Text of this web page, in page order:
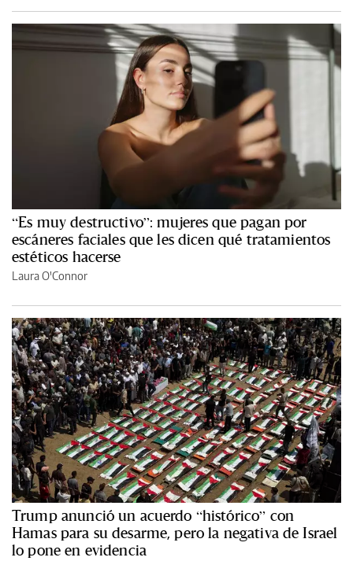
“Es muy destructivo”: mujeres que pagan por
escáneres faciales que les dicen qué tratamientos
estéticos hacerse
Laura O'Connor
Trump anunció un acuerdo “histórico” con
Hamas para su desarme, pero la negativa de Israel
lo pone en evidencia